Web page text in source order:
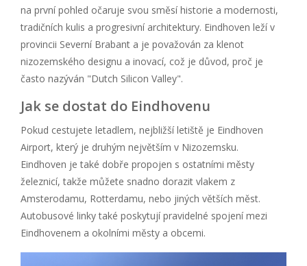
na první pohled očaruje svou směsí historie a modernosti,
tradičních kulis a progresivní architektury. Eindhoven leží v
provincii Severní Brabant a je považován za klenot
nizozemského designu a inovací, což je důvod, proč je
často nazýván "Dutch Silicon Valley".
Jak se dostat do Eindhovenu
Pokud cestujete letadlem, nejbližší letiště je Eindhoven
Airport, který je druhým největším v Nizozemsku.
Eindhoven je také dobře propojen s ostatními městy
železnicí, takže můžete snadno dorazit vlakem z
Amsterodamu, Rotterdamu, nebo jiných větších měst.
Autobusové linky také poskytují pravidelné spojení mezi
Eindhovenem a okolními městy a obcemi.